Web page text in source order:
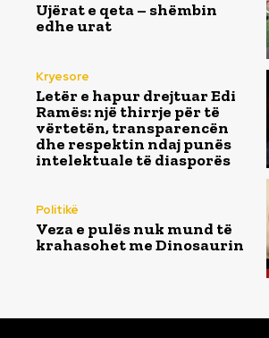
Ujërat e qeta – shëmbin
edhe urat
Kryesore
Letër e hapur drejtuar Edi
Ramës: një thirrje për të
vërtetën, transparencën
dhe respektin ndaj punës
intelektuale të diasporës
Politikë
Veza e pulës nuk mund të
krahasohet me Dinosaurin